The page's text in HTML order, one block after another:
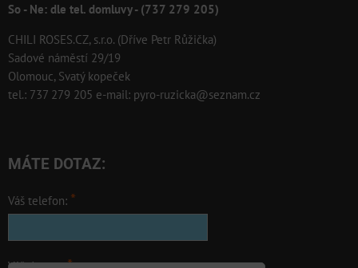
So - Ne: dle tel. domluvy - (737 279 205)
CHILI ROSES.CZ, s.r.o. (Dříve Petr Růžička)
Sadové náměstí 29/19
Olomouc, Svatý kopeček
tel.: 737 279 205 e-mail: pyro-ruzicka@seznam.cz
MÁTE DOTAZ:
Váš telefon: *